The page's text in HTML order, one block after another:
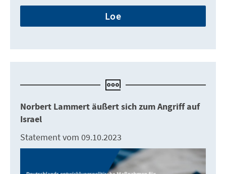
Loe
Norbert Lammert äußert sich zum Angriff auf
Israel
Statement vom 09.10.2023